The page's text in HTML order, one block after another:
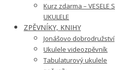
Kurz zdarma – VESELE S
UKULELE
ZPĚVNÍKY, KNIHY
Jonášovo dobrodružství
Ukulele videozpěvník
Tabulaturový ukulele